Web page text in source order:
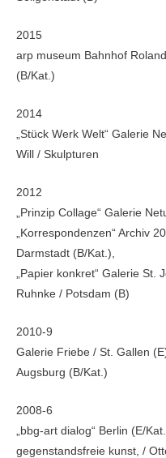
2015
arp museum Bahnhof
(B/Kat.)
2014
„Stück Werk Welt“ Galerie
Will / Skulpturen
2012
„Prinzip Collage“ Galerie
„Korrespondenzen“ Archiv
Darmstadt (B/Kat.),
„Papier konkret“ Galerie
Ruhnke / Potsdam (B)
2010-9
Galerie Friebe / St. Gallen
Augsburg (B/Kat.)
2008-6
„bbg-art dialog“ Berlin (E/
gegenstandsfreie kunst, /